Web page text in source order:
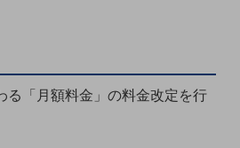
る「月額料金」の料金改定を行